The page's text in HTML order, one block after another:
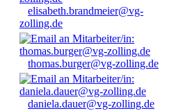
elisabeth.brandmeier@vg-
zolling.de
thomas.burger@vg-zolling.de
daniela.dauer@vg-zolling.de